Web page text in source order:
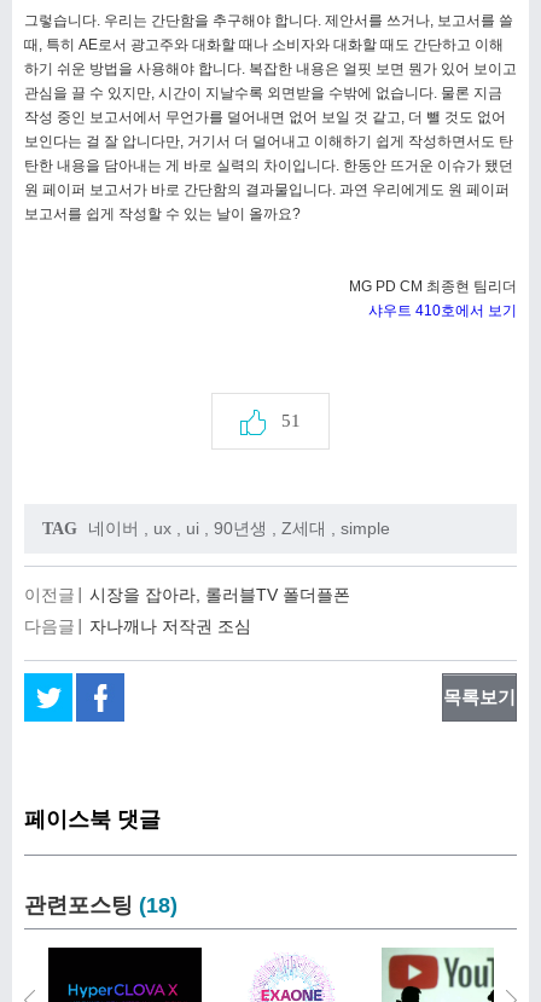
그렇습니다. 우리는 간단함을 추구해야 합니다. 제안서를 쓰거나, 보고서를 쓸
때, 특히 AE로서 광고주와 대화할 때나 소비자와 대화할 때도 간단하고 이해
하기 쉬운 방법을 사용해야 합니다. 복잡한 내용은 얼핏 보면 뭔가 있어 보이고
관심을 끌 수 있지만, 시간이 지날수록 외면받을 수밖에 없습니다. 물론 지금
작성 중인 보고서에서 무언가를 덜어내면 없어 보일 것 같고, 더 뺄 것도 없어
보인다는 걸 잘 압니다만, 거기서 더 덜어내고 이해하기 쉽게 작성하면서도 탄
탄한 내용을 담아내는 게 바로 실력의 차이입니다. 한동안 뜨거운 이슈가 됐던
원 페이퍼 보고서가 바로 간단함의 결과물입니다. 과연 우리에게도 원 페이퍼
보고서를 쉽게 작성할 수 있는 날이 올까요?
MG PD CM 최종현 팀리더
샤우트 410호에서 보기
51
TAG 네이버 ux ui 90년생 Z세대 simple
이전글
시장을 잡아라, 롤러블TV 폴더플폰
다음글
자나깨나 저작권 조심
목록보기
페이스북 댓글
관련포스팅 (18)